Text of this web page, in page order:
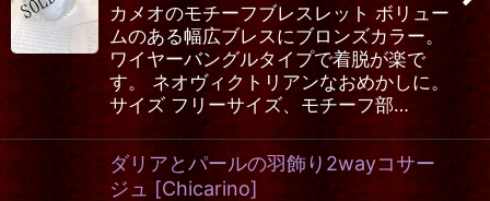
カメオのモチーフブレスレット ボリュー
ムのある幅広ブレスにブロンズカラー。
ワイヤーバングルタイプで着脱が楽で
す。 ネオヴィクトリアンなおめかしに。
サイズ フリーサイズ、モチーフ部…
ダリアとパールの羽飾り2wayコサー
ジュ [Chicarino]